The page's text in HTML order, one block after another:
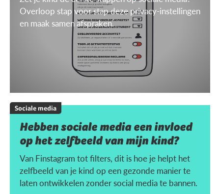
Overloop stap voor stap deze privacy-instellingen
en maak samen afspraken.
Sociale media
Hebben sociale media een invloed
op het zelfbeeld van mijn kind?
Van Finstagram tot filters, dit is hoe je helpt het
zelfbeeld van je kind op een gezonde manier te
laten ontwikkelen zonder social media te bannen.